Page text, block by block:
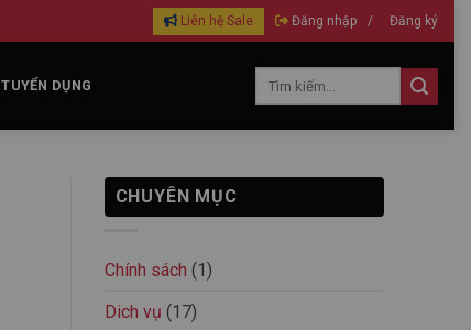
Liên hệ Sale Đăng nhập / Đăng ký
TUYỂN DỤNG
CHUYÊN MỤC
Chính sách (1)
Dich vụ (17)